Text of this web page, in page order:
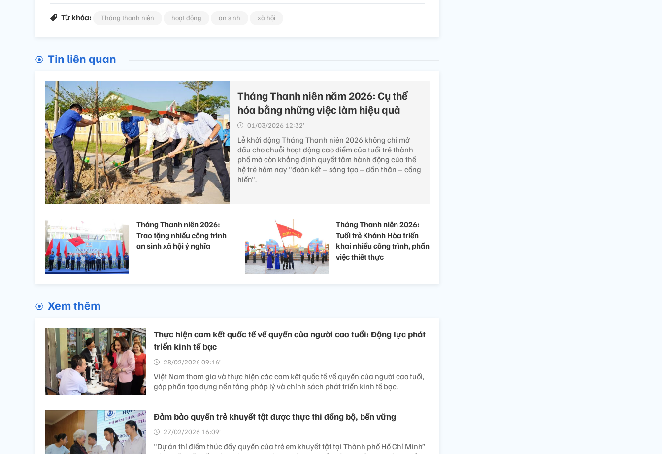
Từ khóa: Tháng thanh niên hoạt động an sinh xã hội
Tin liên quan
Tháng Thanh niên năm 2026: Cụ thể
hóa bằng những việc làm hiệu quả
01/03/2026 12:32’
Lễ khởi động Tháng Thanh niên 2026 không chỉ mở
đầu cho chuỗi hoạt động cao điểm của tuổi trẻ thành
phố mà còn khẳng định quyết tâm hành động của thế
hệ trẻ hôm nay "đoàn kết – sáng tạo – dấn thân – cống
hiến".
Tháng Thanh niên 2026:
Trao tặng nhiều công trình
an sinh xã hội ý nghĩa
Tháng Thanh niên 2026:
Tuổi trẻ Khánh Hòa triển
khai nhiều công trình, phần
việc thiết thực
Xem thêm
Thực hiện cam kết quốc tế về quyền của người cao tuổi: Động lực phát
triển kinh tế bạc
28/02/2026 09:16’
Việt Nam tham gia và thực hiện các cam kết quốc tế về quyền của người cao tuổi,
góp phần tạo dựng nền tảng pháp lý và chính sách phát triển kinh tế bạc.
Đảm bảo quyền trẻ khuyết tật được thực thi đồng bộ, bền vững
27/02/2026 16:09’
"Dự án thí điểm thúc đẩy quyền của trẻ em khuyết tật tại Thành phố Hồ Chí Minh”